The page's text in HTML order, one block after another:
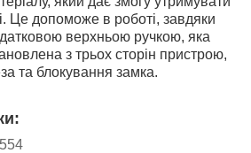
Це допоможе в роботі, завдяки
верхньою ручкою, яка
з трьох сторін пристрою,
та блокування замка.